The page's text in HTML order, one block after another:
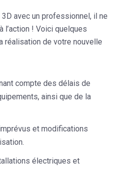
avec un professionnel, il ne
l’action ! Voici quelques
réalisation de votre nouvelle
compte des délais de
ainsi que de la
et modifications
électriques et